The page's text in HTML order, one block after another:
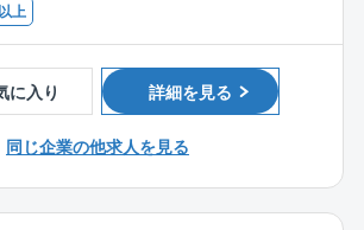
得意様の獲得を目指しております。
層にむけた手厚いフォロー体制完
る施工管理の仕事は、建築現場におい
あります。日々専門的な知識や経験
が、「最初はゼロからスタートすれ
上
に入り 詳細を見る
同じ企業の他求人を見る